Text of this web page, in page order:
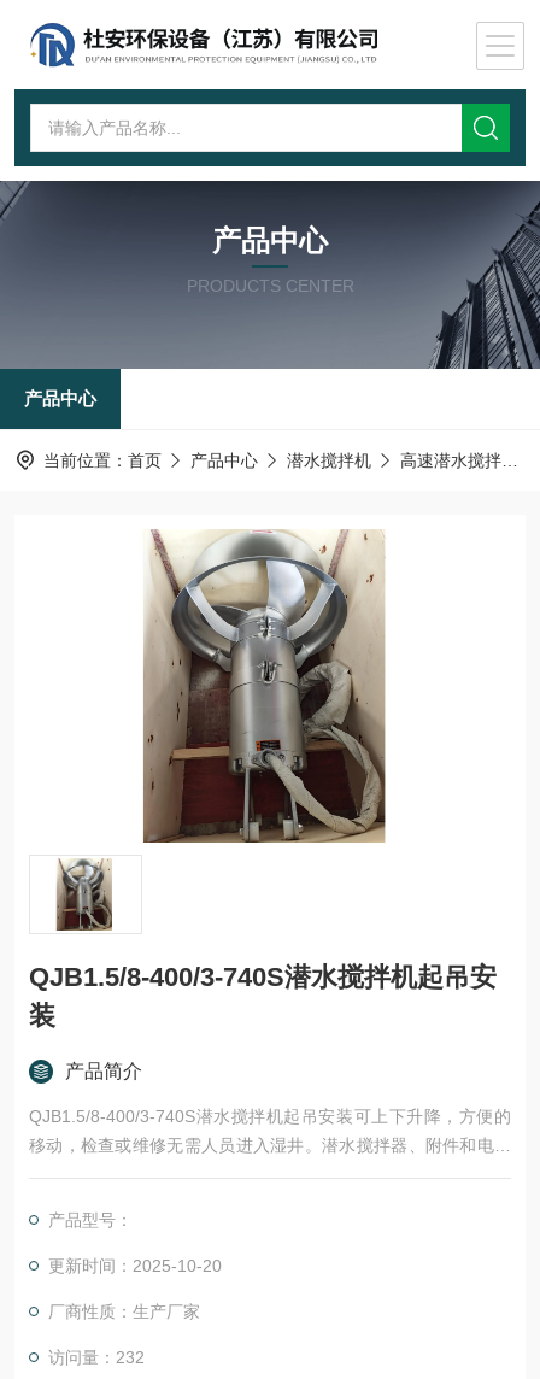
产品中心
PRODUCTS CENTER
产品中心
当前位置： 首页 产品中心 潜水搅拌机 高速潜水搅拌机
QJB1.5/8-400/3-740S潜水搅拌机起吊安
装
产品简介
QJB1.5/8-400/3-740S潜水搅拌机起吊安装可上下升降，方便的
移动，检查或维修无需人员进入湿井。潜水搅拌器、附件和电缆
可在20米水深持续潜没工作，不会发生泄漏。
产品型号：
更新时间：2025-10-20
厂商性质：生产厂家
访问量：232